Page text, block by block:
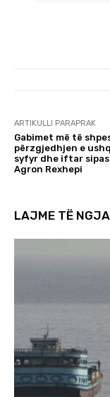
ARTIKULLI PARAPRAK
Gabimet më të
përzgjedhjen e
syfyr dhe iftar
Agron Rexhepi
LAJME TË